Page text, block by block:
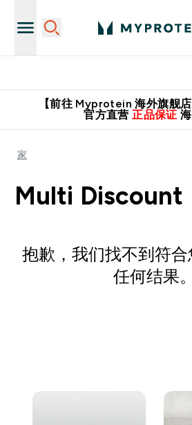
【前往 Myprotein 海外旗舰店
官方直营 正品保证
家
Multi Discount
抱歉，我们找不到符
任何结果。